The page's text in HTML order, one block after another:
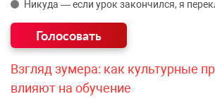
Никуда — если урок закончился, я
Взгляд зумера: как культурные
влияют на обучение